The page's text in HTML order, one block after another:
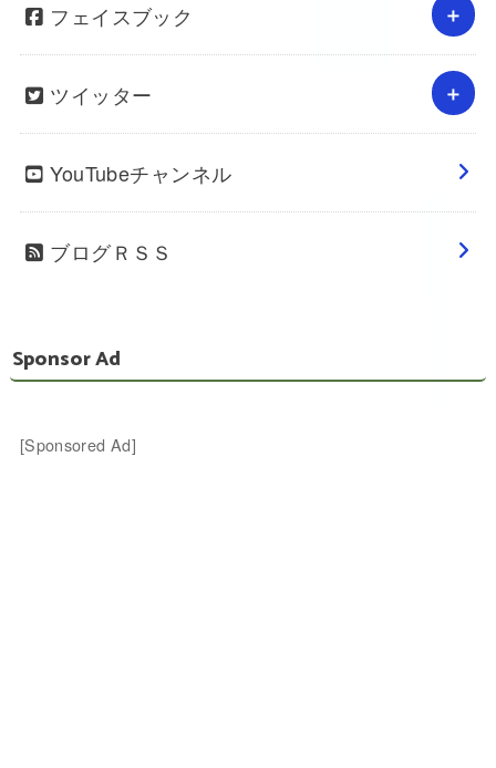
フェイスブック
ツイッター
YouTubeチャンネル
ブログＲＳＳ
Sponsor Ad
[Sponsored Ad]